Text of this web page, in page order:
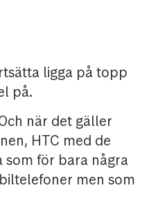
ligga på topp
på.
när det gäller
HTC med de
som för bara några
men som